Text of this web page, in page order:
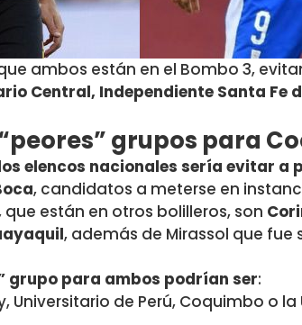
ambos están en el Bombo 3,
Central, Independiente Santa Fe
grupos para
elencos nacionales sería evitar a
, candidatos a meterse en
están en otros bolilleros, son
, además de Mirassol que fue
grupo para ambos podrían ser:
Universitario de Perú, Coquimbo o la